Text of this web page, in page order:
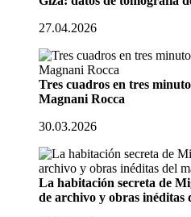
27.04.2026
Tres cuadros en tres
Magnani Rocca
30.03.2026
La habitación secreta de
de archivo y obras inéditas